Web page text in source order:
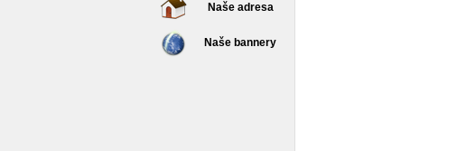
Naše adresa
Naše bannery